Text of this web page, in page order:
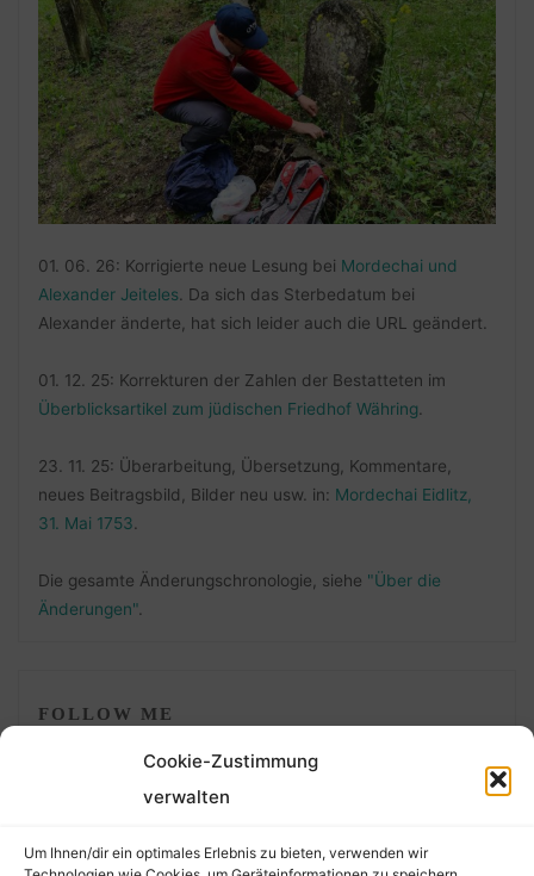
Cookie-Zustimmung
verwalten
Um Ihnen/dir ein optimales Erlebnis zu bieten, verwenden wir
01. 06. 26: Korrigierte neue Lesung bei Mordechai und
Alexander Jeiteles . Da sich das Sterbedatum bei
Alexander änderte, hat sich leider auch die URL geändert.
01. 12. 25: Korrekturen der Zahlen der Bestatteten im
Überblicksartikel zum jüdischen Friedhof Währing
23. 11. 25: Überarbeitung, Übersetzung, Kommentare,
neues Beitragsbild, Bilder neu usw. in: Mordechai Eidlitz,
31. Mai 1753
Die gesamte Änderungschronologie, siehe "Über die
Änderungen".
FOLLOW ME